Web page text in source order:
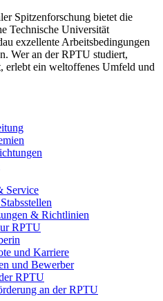
Spitzenforschung bietet die
Technische Universität
exzellente Arbeitsbedingungen
Wer an der RPTU studiert,
erlebt ein weltoffenes Umfeld und
Service
& Richtlinien
RPTU
und Karriere
und Bewerber
RPTU
an der RPTU